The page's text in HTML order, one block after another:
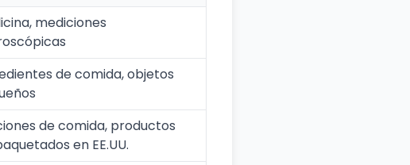
mediciones
de comida, objetos
de comida, productos
en EE.UU.